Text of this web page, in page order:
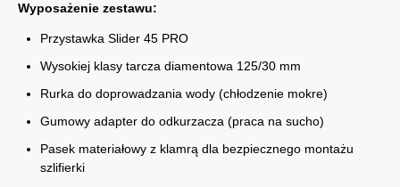
Wyposażenie zestawu:
Przystawka Slider 45 PRO
Wysokiej klasy tarcza diamentowa 125/30 mm
Rurka do doprowadzania wody (chłodzenie mokre)
Gumowy adapter do odkurzacza (praca na sucho)
Pasek materiałowy z klamrą dla bezpiecznego montażu
szlifierki